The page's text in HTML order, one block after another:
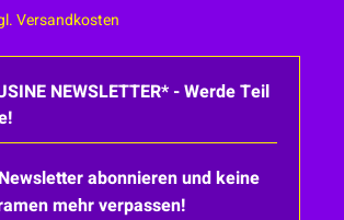
Versandkosten
NEWSLETTER* - Werde Teil
abonnieren und keine
mehr verpassen!